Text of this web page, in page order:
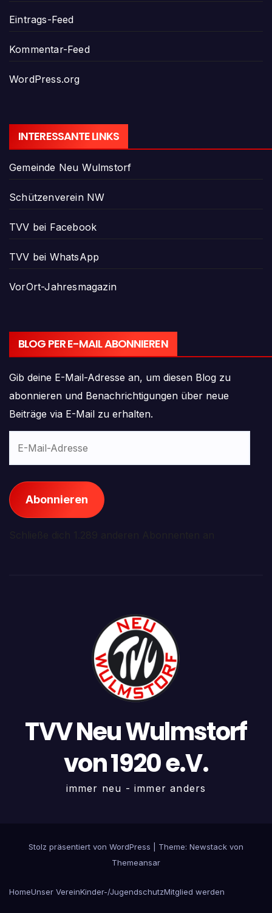
Eintrags-Feed
Kommentar-Feed
WordPress.org
INTERESSANTE LINKS
Gemeinde Neu Wulmstorf
Schützenverein NW
TVV bei Facebook
TVV bei WhatsApp
VorOrt-Jahresmagazin
BLOG PER E-MAIL ABONNIEREN
Gib deine E-Mail-Adresse an, um diesen Blog zu
abonnieren und Benachrichtigungen über neue
Beiträge via E-Mail zu erhalten.
Abonnieren
TVV Neu Wulmstorf
von 1920 e.V.
immer neu - immer anders
Stolz präsentiert von WordPress Theme: Newstack von
Themeansar
HomeUnser VereinKinder-/JugendschutzMitglied werden